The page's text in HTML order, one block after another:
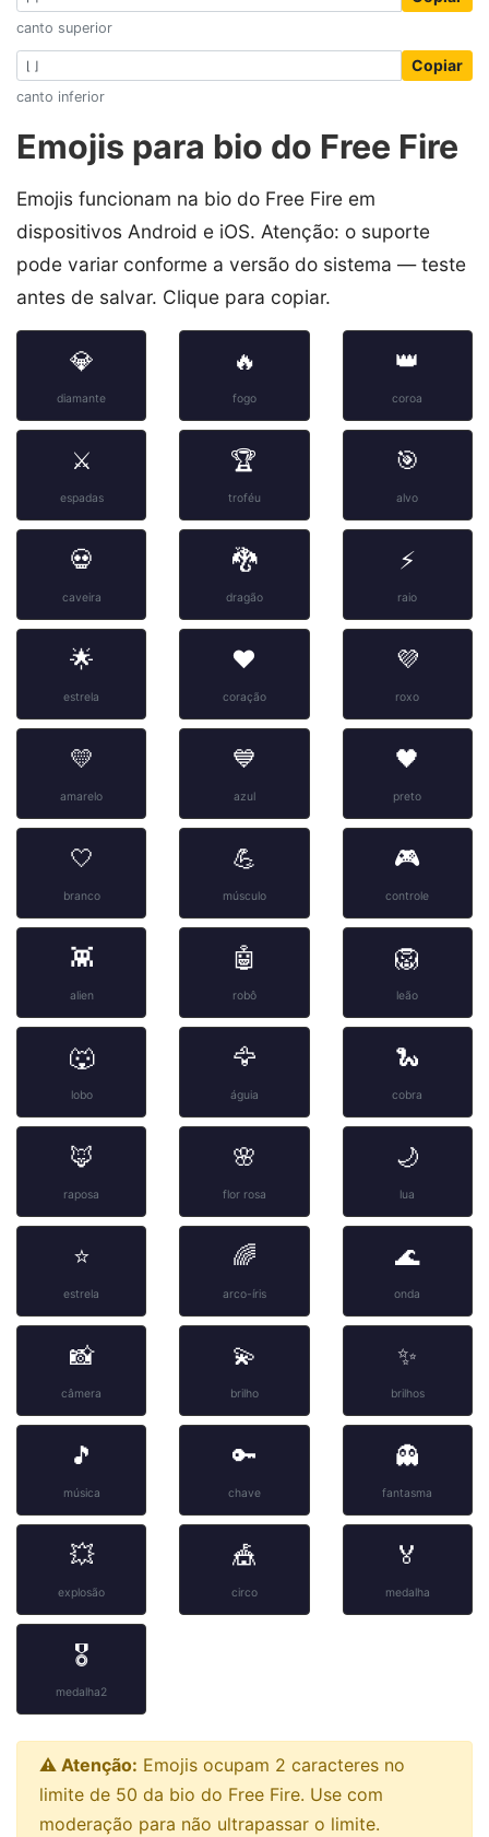
canto superior
Copiar
canto inferior
Emojis para bio do Free Fire
Emojis funcionam na bio do Free Fire em
dispositivos Android e iOS. Atenção: o suporte
pode variar conforme a versão do sistema — teste
antes de salvar. Clique para copiar.
💎
diamante
🔥
fogo
👑
coroa
⚔️
espadas
🏆
troféu
🎯
alvo
💀
caveira
🐉
dragão
⚡
raio
🌟
estrela
❤️
coração
💜
roxo
💛
amarelo
💙
azul
🖤
preto
🤍
branco
💪
músculo
🎮
controle
👾
alien
🤖
robô
🦁
leão
🐺
lobo
🦅
águia
🐍
cobra
🦊
raposa
🌸
flor rosa
🌙
lua
⭐
estrela
🌈
arco-íris
🌊
onda
📸
câmera
💫
brilho
✨
brilhos
🎵
música
🔑
chave
👻
fantasma
💥
explosão
🎪
circo
🏅
medalha
🎖️
medalha2
⚠️ Atenção: Emojis ocupam 2 caracteres no
limite de 50 da bio do Free Fire. Use com
moderação para não ultrapassar o limite.